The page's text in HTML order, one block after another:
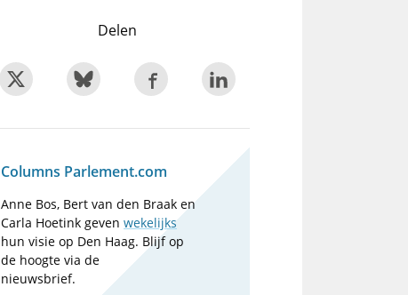
Delen
Columns Parlement.com
Anne Bos, Bert van den Braak en
Carla Hoetink gevenwekelijks
hun visie op Den Haag. Blijf op
de hoogte via de
nieuwsbrief.